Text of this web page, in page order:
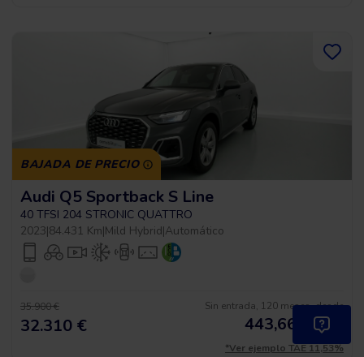
BAJADA DE PRECIO
Audi Q5 Sportback S Line
40 TFSI 204 STRONIC QUATTRO
2023|84.431 Km|Mild Hybrid|Automático
35.900 €
32.310 €
Sin entrada, 120 meses, desde
443,66 /mes
*Ver ejemplo TAE 11,53%